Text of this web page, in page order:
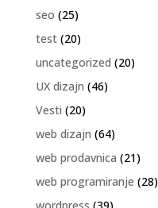
seo (25)
test(20)
uncategorized (20)
UX dizajn (46)
Vesti (20)
web dizajn (64)
web prodavnica (21)
web programiranje (28)